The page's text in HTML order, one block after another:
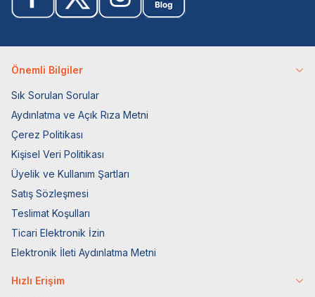
Önemli Bilgiler
Sık Sorulan Sorular
Aydınlatma ve Açık Rıza Metni
Çerez Politikası
Kişisel Veri Politikası
Üyelik ve Kullanım Şartları
Satış Sözleşmesi
Teslimat Koşulları
Ticari Elektronik İzin
Elektronik İleti Aydınlatma Metni
Hızlı Erişim